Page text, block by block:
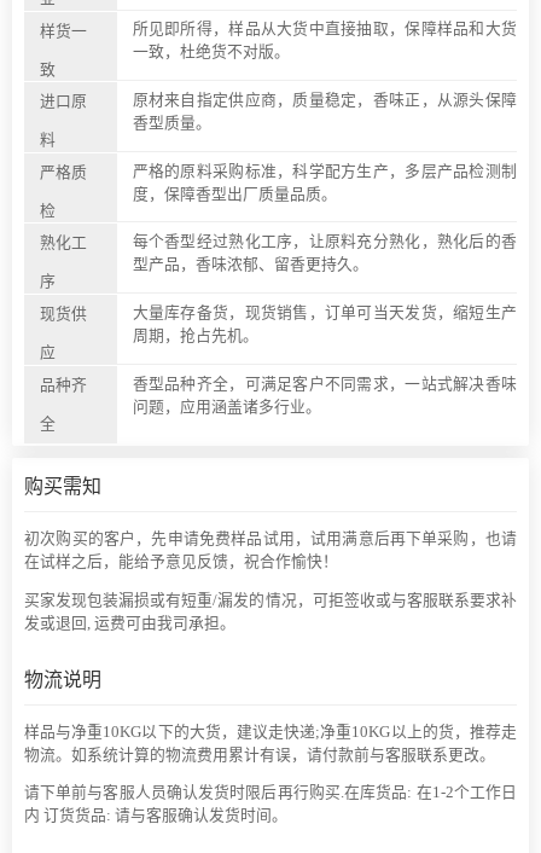
样货一
致
所见即所得，样品从大货中直接抽取，保障样品和大货
一致，杜绝货不对版。
进口原
料
原材来自指定供应商，质量稳定，香味正，从源头保障
香型质量。
严格质
检
严格的原料采购标准，科学配方生产，多层产品检测制
度，保障香型出厂质量品质。
熟化工
序
每个香型经过熟化工序，让原料充分熟化，熟化后的香
型产品，香味浓郁、留香更持久。
现货供
应
大量库存备货，现货销售，订单可当天发货，缩短生产
周期，抢占先机。
品种齐
全
香型品种齐全，可满足客户不同需求，一站式解决香味
问题，应用涵盖诸多行业。
购买需知
初次购买的客户，先申请免费样品试用，试用满意后再下单采购，也请
在试样之后，能给予意见反馈，祝合作愉快！
买家发现包装漏损或有短重/漏发的情况，可拒签收或与客服联系要求补
发或退回, 运费可由我司承担。
物流说明
样品与净重10KG以下的大货，建议走快递;净重10KG以上的货，推荐走
物流。如系统计算的物流费用累计有误，请付款前与客服联系更改。
请下单前与客服人员确认发货时限后再行购买.在库货品: 在1-2个工作日
内 订货货品: 请与客服确认发货时间。